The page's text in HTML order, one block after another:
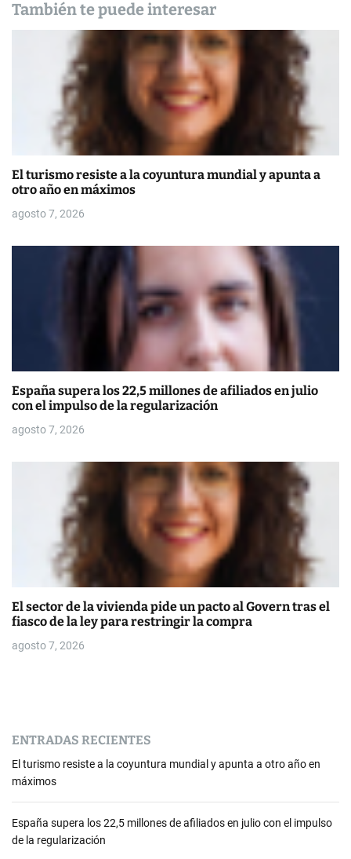
d
a
d
a
También te puede interesar
El turismo resiste a la coyuntura mundial y apunta a
otro año en máximos
agosto 7, 2026
España supera los 22,5 millones de afiliados en julio
con el impulso de la regularización
agosto 7, 2026
El sector de la vivienda pide un pacto al Govern tras el
fiasco de la ley para restringir la compra
agosto 7, 2026
ENTRADAS RECIENTES
El turismo resiste a la coyuntura mundial y apunta a otro año en
máximos
España supera los 22,5 millones de afiliados en julio con el impulso
de la regularización